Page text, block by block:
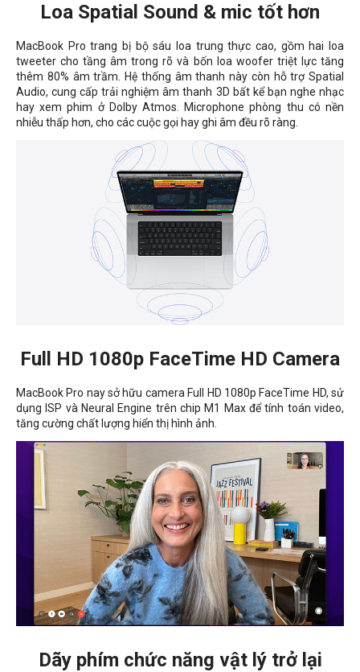
Loa Spatial Sound & mic tốt hơn
MacBook Pro trang bị bộ sáu loa trung thực cao, gồm hai loa
tweeter cho tầng âm trong rõ và bốn loa woofer triệt lực tăng
thêm 80% âm trầm. Hệ thống âm thanh này còn hỗ trợ Spatial
Audio, cung cấp trải nghiệm âm thanh 3D bất kể bạn nghe nhạc
hay xem phim ở Dolby Atmos. Microphone phòng thu có nền
nhiễu thấp hơn, cho các cuộc gọi hay ghi âm đều rõ ràng.
Full HD 1080p FaceTime HD Camera
MacBook Pro nay sở hữu camera Full HD 1080p FaceTime HD, sử
dụng ISP và Neural Engine trên chip M1 Max để tính toán video,
tăng cường chất lượng hiển thị hình ảnh.
Dãy phím chức năng vật lý trở lại